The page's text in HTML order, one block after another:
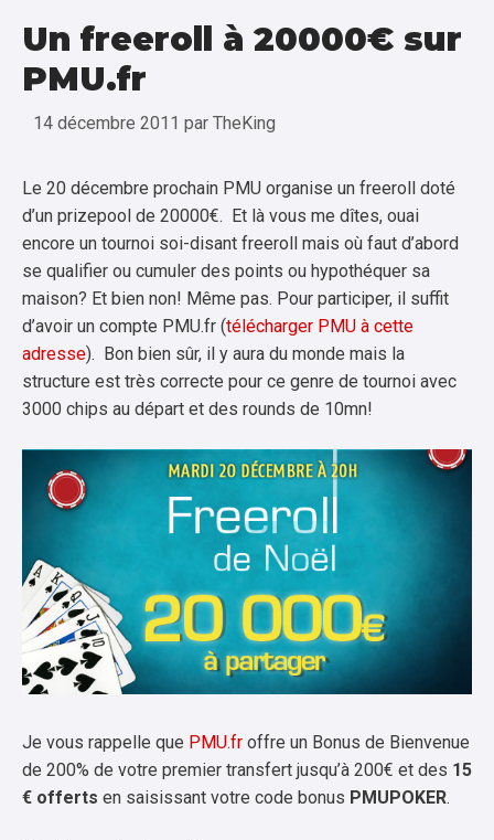
Un freeroll à 20000€ sur
PMU.fr
14 décembre 2011 par TheKing
Le 20 décembre prochain PMU organise un freeroll doté
d’un prizepool de 20000€. Et là vous me dîtes, ouai
encore un tournoi soi-disant freeroll mais où faut d’abord
se qualifier ou cumuler des points ou hypothéquer sa
maison? Et bien non! Même pas. Pour participer, il suffit
d’avoir un compte PMU.fr (télécharger PMU à cette
adresse). Bon bien sûr, il y aura du monde mais la
structure est très correcte pour ce genre de tournoi avec
3000 chips au départ et des rounds de 10mn!
Je vous rappelle que PMU.fr offre un Bonus de Bienvenue
de 200% de votre premier transfert jusqu’à 200€ et des 15
€ offerts en saisissant votre code bonus PMUPOKER.